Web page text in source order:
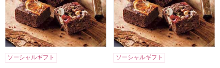
ソーシャルギフト ソーシャルギフト